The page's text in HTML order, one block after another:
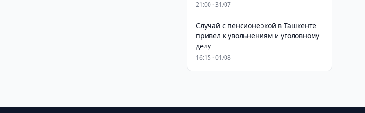
21:00 · 31/07
Случай с пенсионеркой в Ташкенте
привел к увольнениям и уголовному
делу
16:15 · 01/08